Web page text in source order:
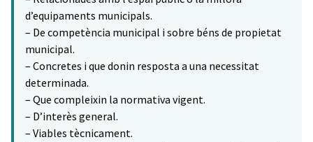
d’equipaments municipals.
– De competència municipal i sobre béns de propietat
municipal.
– Concretes i que donin resposta a una necessitat
determinada.
– Que compleixin la normativa vigent.
– D’interès general.
– Viables tècnicament.